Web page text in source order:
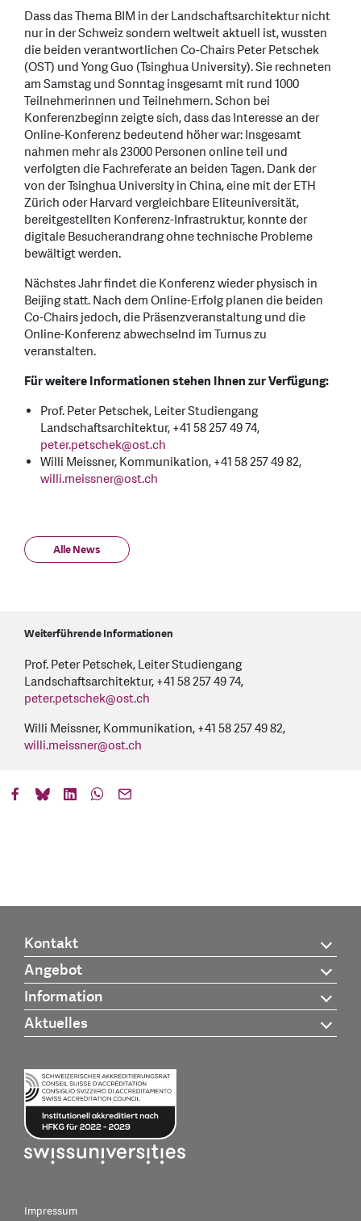
Dass das Thema BIM in der Landschaftsarchitektur nicht
nur in der Schweiz sondern weltweit aktuell ist, wussten
die beiden verantwortlichen Co-Chairs Peter Petschek
(OST) und Yong Guo (Tsinghua University). Sie rechneten
am Samstag und Sonntag insgesamt mit rund 1000
Teilnehmerinnen und Teilnehmern. Schon bei
Konferenzbeginn zeigte sich, dass das Interesse an der
Online-Konferenz bedeutend höher war: Insgesamt
nahmen mehr als 23000 Personen online teil und
verfolgten die Fachreferate an beiden Tagen. Dank der
von der Tsinghua University in China, eine mit der ETH
Zürich oder Harvard vergleichbare Eliteuniversität,
bereitgestellten Konferenz-Infrastruktur, konnte der
digitale Besucherandrang ohne technische Probleme
bewältigt werden.
Nächstes Jahr findet die Konferenz wieder physisch in
Beijing statt. Nach dem Online-Erfolg planen die beiden
Co-Chairs jedoch, die Präsenzveranstaltung und die
Online-Konferenz abwechselnd im Turnus zu
veranstalten.
Für weitere Informationen stehen Ihnen zur Verfügung:
Prof. Peter Petschek, Leiter Studiengang
Landschaftsarchitektur, +41 58 257 49 74,
peter.petschek@ost.ch
Willi Meissner, Kommunikation, +41 58 257 49 82,
willi.meissner@ost.ch
Alle News
Weiterführende Informationen
Prof. Peter Petschek, Leiter Studiengang
Landschaftsarchitektur, +41 58 257 49 74,
peter.petschek@ost.ch
Willi Meissner, Kommunikation, +41 58 257 49 82,
willi.meissner@ost.ch
Kontakt
Angebot
Information
Aktuelles
Impressum